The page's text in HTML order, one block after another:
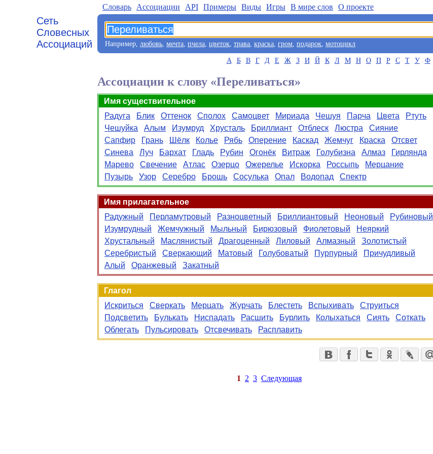
Сеть
Словесных
Ассоциаций
Словарь Aссоциации API Примеры Виды Игры В мире слов О проекте
Например, любовь, мечта, пчела, цветок, трава, краска, гром, подарок, мотоцикл
А Б В Г Д Е Ж З И Й К Л М Н О П Р С Т У Ф
Ассоциации к слову «Переливаться»
Имя существительное
Радуга
Блик Оттенок Сполох Самоцвет Мириада Чешуя Парча Цвета
Ртуть
Чешуйка
Алым Изумруд Хрусталь Бриллиант Отблеск Люстра
Сияние
Сапфир
Грань Шёлк Колье Рябь Оперение Каскад Жемчуг Краска
Отсвет
Синева
Луч Бархат Гладь Рубин Огонёк Витраж Голубизна Алмаз
Гирлянда
Марево
Свечение Атлас Озерцо Ожерелье Искорка Россыпь
Мерцание
Пузырь
Узор Серебро Брошь Сосулька Опал Водопад Спектр
Имя прилагательное
Радужный
Перламутровый Разноцветный Бриллиантовый Неоновый
Рубиновый
Изумрудный
Жемчужный Мыльный Бирюзовый Фиолетовый
Неяркий
Хрустальный
Маслянистый Драгоценный Лиловый Алмазный
Золотистый
Серебристый
Сверкающий Матовый Голубоватый Пурпурный
Причудливый
Алый
Оранжевый Закатный
Глагол
Искриться
Сверкать Мерцать Журчать Блестеть Вспыхивать
Струиться
Подсветить
Булькать Ниспадать Расшить Бурлить Колыхаться Сиять
Соткать
Облегать
Пульсировать Отсвечивать Расплавить
1 2 3 Следующая